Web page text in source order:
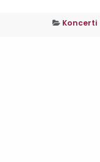
Koncerti